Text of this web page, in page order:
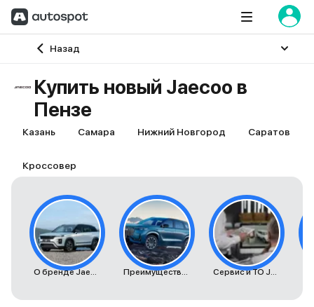
Назад
Главная
Купить новый Jaecoo в
Пензе
Казань Самара Нижний Новгород Саратов
Кроссовер
О бренде Jaecoo Преимущества автомобилей Jaecoo Сервис и ТО Jaecoo